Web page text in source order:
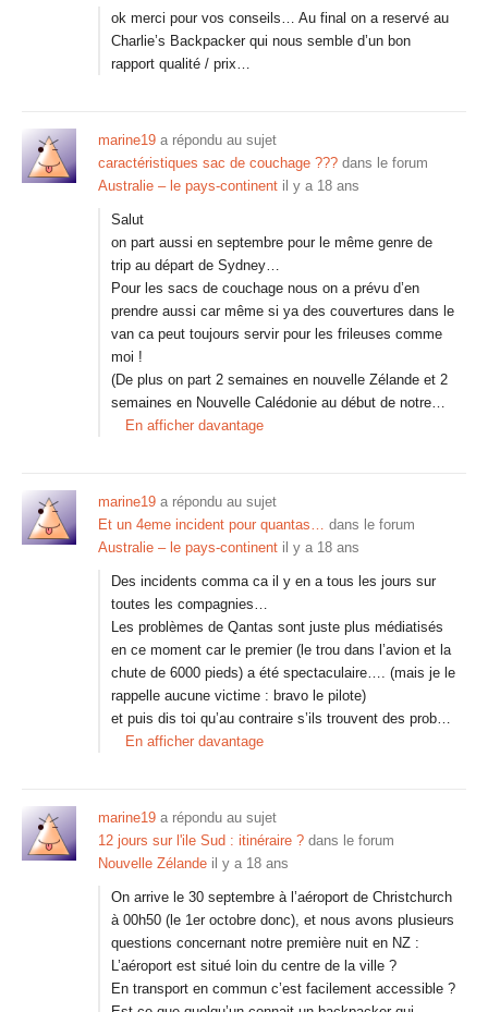
ok merci pour vos conseils… Au final on a reservé au
Charlie’s Backpacker qui nous semble d’un bon
rapport qualité / prix…
marine19 a répondu au sujet
caractéristiques sac de couchage ??? dans le forum
Australie – le pays-continent il y a 18 ans
Salut
on part aussi en septembre pour le même genre de
trip au départ de Sydney…
Pour les sacs de couchage nous on a prévu d’en
prendre aussi car même si ya des couvertures dans le
van ca peut toujours servir pour les frileuses comme
moi !
(De plus on part 2 semaines en nouvelle Zélande et 2
semaines en Nouvelle Calédonie au début de notre…
En afficher davantage
marine19 a répondu au sujet
Et un 4eme incident pour quantas… dans le forum
Australie – le pays-continent il y a 18 ans
Des incidents comma ca il y en a tous les jours sur
toutes les compagnies…
Les problèmes de Qantas sont juste plus médiatisés
en ce moment car le premier (le trou dans l’avion et la
chute de 6000 pieds) a été spectaculaire…. (mais je le
rappelle aucune victime : bravo le pilote)
et puis dis toi qu’au contraire s’ils trouvent des prob…
En afficher davantage
marine19 a répondu au sujet
12 jours sur l'ile Sud : itinéraire ? dans le forum
Nouvelle Zélande il y a 18 ans
On arrive le 30 septembre à l’aéroport de Christchurch
à 00h50 (le 1er octobre donc), et nous avons plusieurs
questions concernant notre première nuit en NZ :
L’aéroport est situé loin du centre de la ville ?
En transport en commun c’est facilement accessible ?